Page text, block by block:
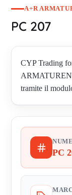
A+R
PC 207
CYP Trading
ARMATUREN
tramite il
PC